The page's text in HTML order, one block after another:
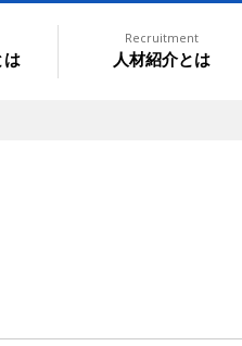
は
Recruitment
人材紹介とは